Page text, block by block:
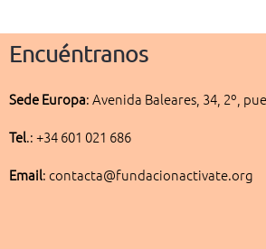
Encuéntranos
SedeEuropa:Avenida Baleares, 34, 2º,
Tel.: +34 601 021 686
Email: contacta@fundacionactivate.org